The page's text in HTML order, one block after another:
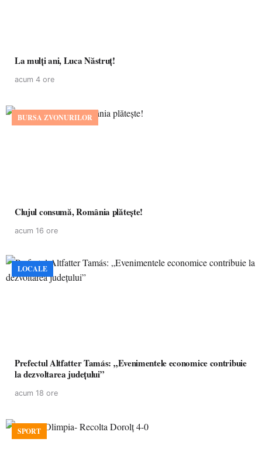
La mulţi ani, Luca Năstruţ!
acum 4 ore
BURSA ZVONURILOR
Clujul consumă, România plătește!
acum 16 ore
LOCALE
Prefectul Altfatter Tamás: „Evenimentele economice contribuie
la dezvoltarea județului”
acum 18 ore
SPORT